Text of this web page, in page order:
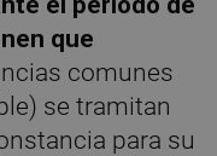
que
comunes
se tramitan
para su